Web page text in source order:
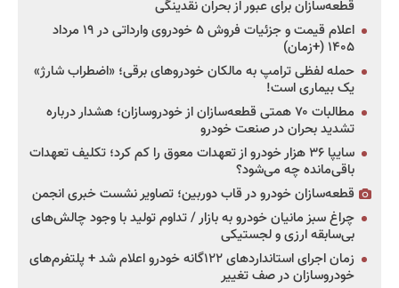
قطعه‌سازان برای عبور از بحران نقدینگی
اعلام قیمت و جزئیات فروش ۵ خودروی وارداتی در ۱۹ مرداد
۱۴۰۵ (+زمان)
حمله لفظی ترامپ به مالکان خودروهای برقی؛ «اضطراب شارژ»
یک بیماری است!
مطالبات ۷۰ همتی قطعه‌سازان از خودروسازان؛ هشدار درباره
تشدید بحران در صنعت خودرو
سایپا ۳۶ هزار خودرو از تعهدات معوق را کم کرد؛ تکلیف تعهدات
باقی‌مانده چه می‌شود؟
قطعه‌سازان خودرو در قاب دوربین؛ تصاویر نشست خبری انجمن
چراغ سبز مانیان خودرو به بازار / تداوم تولید با وجود چالش‌های
بی‌سابقه ارزی و لجستیکی
زمان اجرای استانداردهای ۱۲۲گانه خودرو اعلام شد + پلتفرم‌های
خودروسازان در صف تغییر